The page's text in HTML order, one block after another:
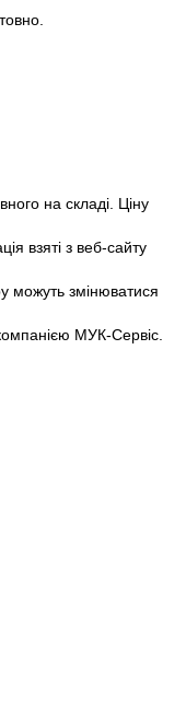
на складі. Ціну
взяті з веб-сайту
можуть змінюватися
МУК-Сервіс.